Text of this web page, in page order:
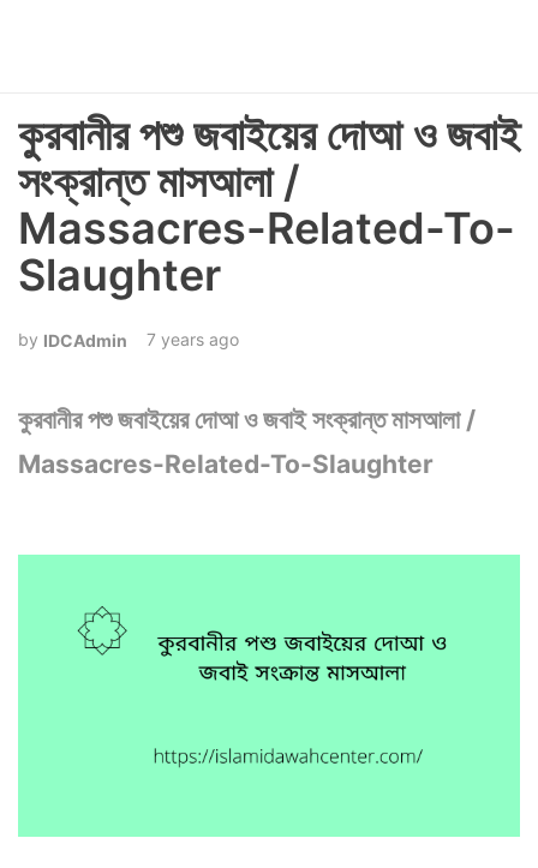
কুরবানীর পশু জবাইয়ের দোআ ও জবাই
সংক্রান্ত মাসআলা /
Massacres-Related-To-
Slaughter
IDCAdmin 7 years ago
কুরবানীর পশু জবাইয়ের দোআ ও জবাই সংক্রান্ত মাসআলা /
Massacres-Related-To-Slaughter